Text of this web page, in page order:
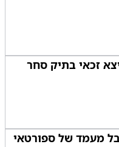
זכאי בתיק סחר
מעמד של ספורטאי